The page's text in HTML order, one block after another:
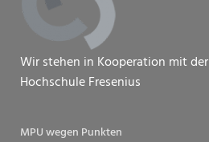
Wir stehen in Kooperation mit der
Hochschule Fresenius
MPU wegen Punkten